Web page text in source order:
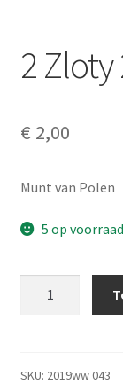
2 Zloty
€ 2,00
Munt van Polen
5 op voorraad
aantal
SKU: 2019ww 043